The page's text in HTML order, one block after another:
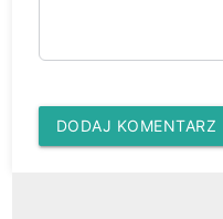
DODAJ KOMENTARZ